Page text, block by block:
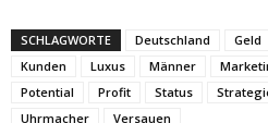
SCHLAGWORTE Deutschland Geld
Kunden
Luxus Männer
Potential
Profit Status
Uhrmacher
Versauen